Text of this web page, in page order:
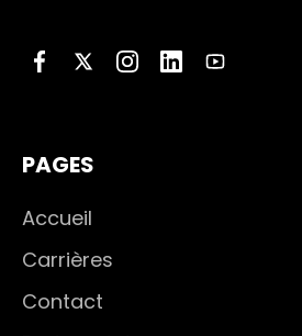
PAGES
Accueil
Carrières
Contact